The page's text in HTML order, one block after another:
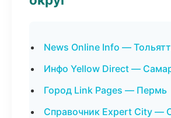
News Online Info —
Инфо Yellow Direct —
Город Link Pages — Пермь
Справочник Expert City —